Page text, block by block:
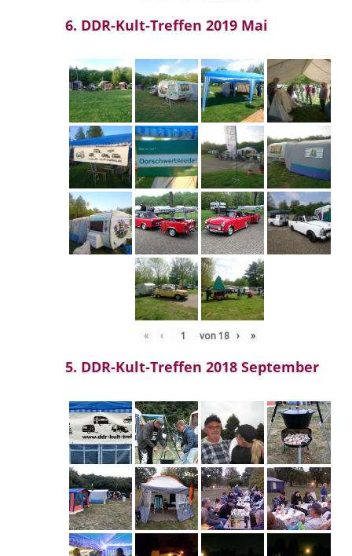
6. DDR-Kult-Treffen 2019 Mai
« ‹ von 18 › »
5. DDR-Kult-Treffen 2018 September